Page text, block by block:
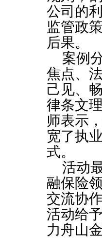
公司的
监管政
后果。
案例
焦点、
己见、
律条文
师表示
宽了执
式。
活动
融保险
交流协
活动给
力舟山